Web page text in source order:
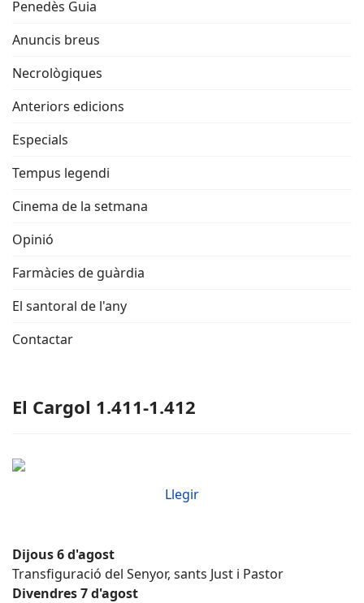
Penedès Guia
Anuncis breus
Necrològiques
Anteriors edicions
Especials
Tempus legendi
Cinema de la setmana
Opinió
Farmàcies de guàrdia
El santoral de l'any
Contactar
El Cargol 1.411-1.412
Llegir
Dijous 6 d'agost
Transfiguració del Senyor, sants Just i Pastor
Divendres 7 d'agost